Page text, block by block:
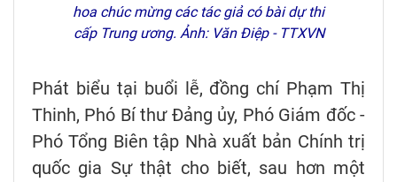
hoa chúc mừng các tác giả có bài dự thi
cấp Trung ương. Ảnh: Văn Điệp - TTXVN
Phát biểu tại buổi lễ, đồng chí Phạm Thị
Thinh, Phó Bí thư Đảng ủy, Phó Giám đốc -
Phó Tổng Biên tập Nhà xuất bản Chính trị
quốc gia Sự thật cho biết, sau hơn một